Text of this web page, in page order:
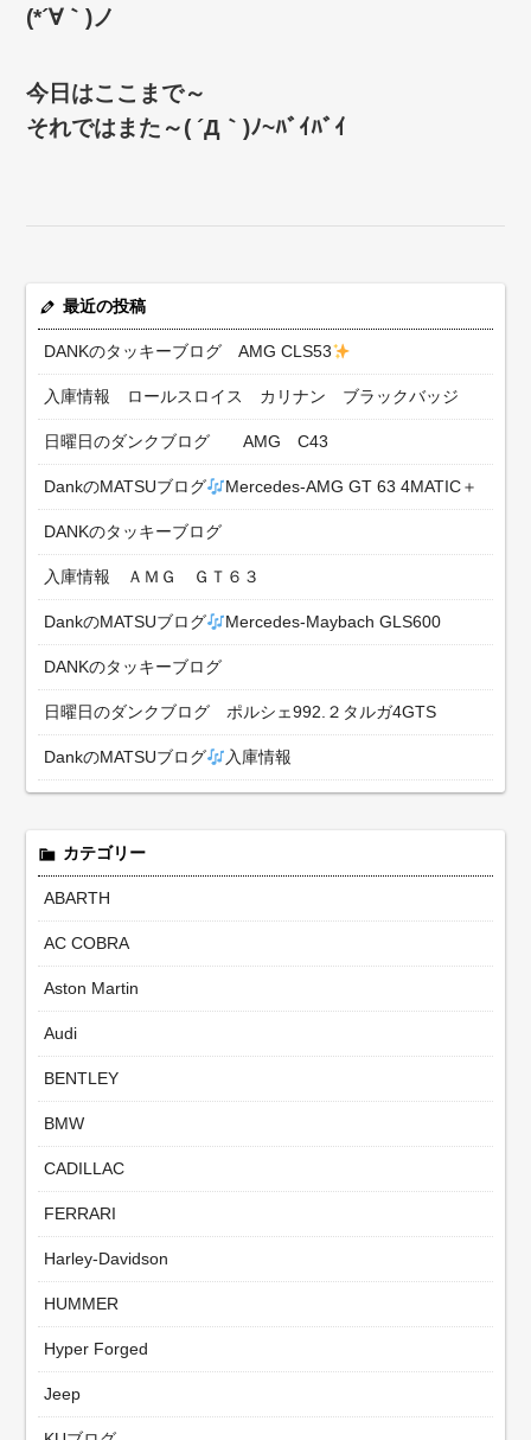
(*´∀｀)ノ
今日はここまで～
それではまた～( ´Д｀)ﾉ~ﾊﾞｲﾊﾞｲ
最近の投稿
DANKのタッキーブログ AMG CLS53
入庫情報 ロールスロイス カリナン ブラックバッジ
日曜日のダンクブログ AMG C43
DankのMATSUブログ Mercedes-AMG GT 63 4MATIC＋
DANKのタッキーブログ
入庫情報 ＡＭＧ ＧＴ６３
DankのMATSUブログ Mercedes-Maybach GLS600
DANKのタッキーブログ
日曜日のダンクブログ ポルシェ992.２タルガ4GTS
DankのMATSUブログ 入庫情報
カテゴリー
ABARTH
AC COBRA
Aston Martin
Audi
BENTLEY
BMW
CADILLAC
FERRARI
Harley-Davidson
HUMMER
Hyper Forged
Jeep